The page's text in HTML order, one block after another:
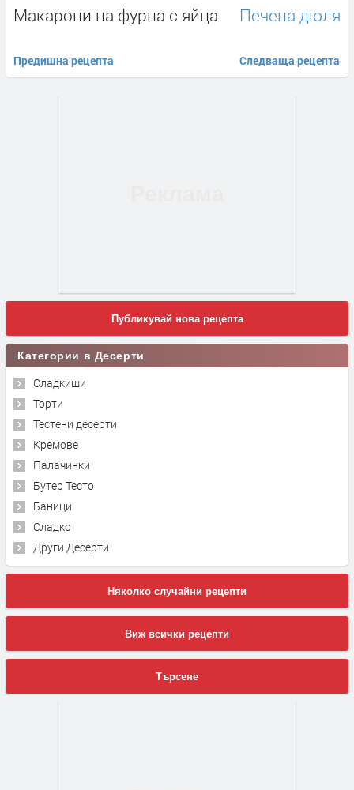
Макарони на фурна с яйца
Предишна рецепта
Печена дюля
Следваща рецепта
Публикувай нова рецепта
Категории в Десерти
Сладкиши
Торти
Тестени десерти
Кремове
Палачинки
Бутер Тесто
Баници
Сладко
Други Десерти
Няколко случайни рецепти
Виж всички рецепти
Търсене